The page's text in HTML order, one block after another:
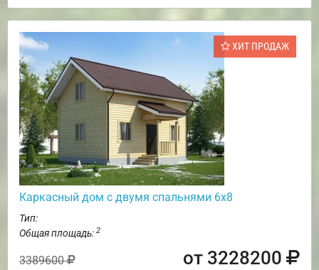
ХИТ ПРОДАЖ
Каркасный дом с двумя спальнями 6х8
Тип:
Общая площадь: 2
3389600 от 3228200